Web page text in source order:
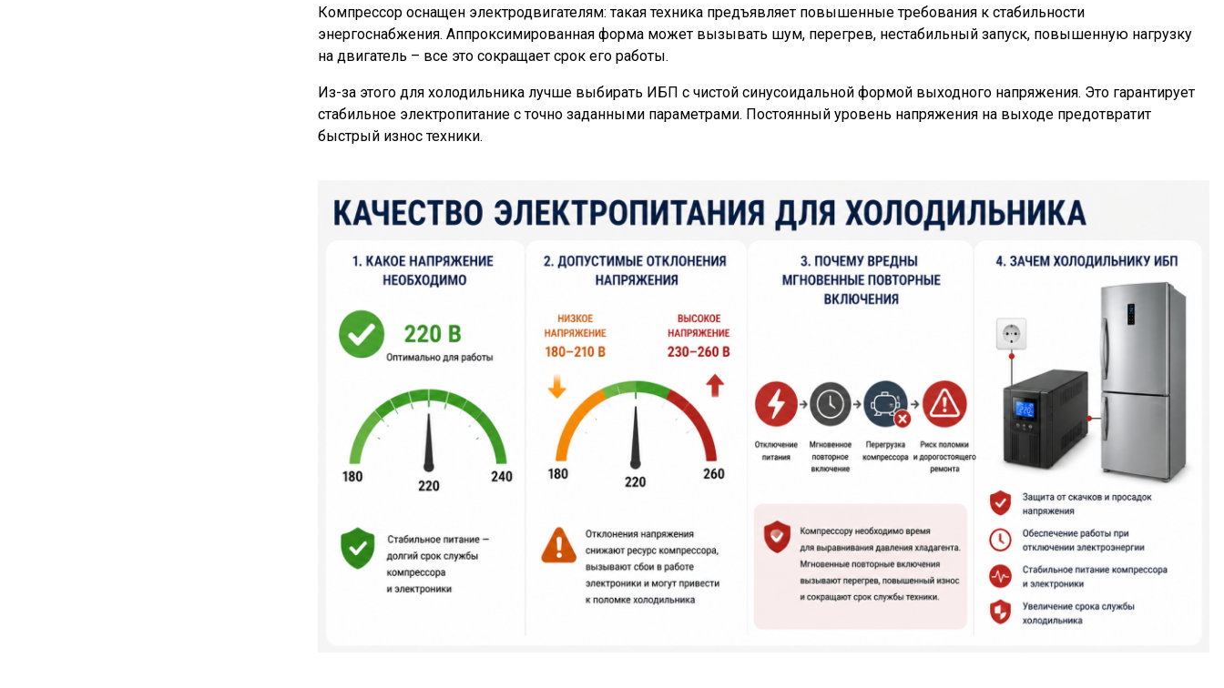
Компрессор оснащен электродвигателям: такая техника предъявляет повышенные требования к стабильности
энергоснабжения. Аппроксимированная форма может вызывать шум, перегрев, нестабильный запуск, повышенную нагрузку
на двигатель – все это сокращает срок его работы.
Из-за этого для холодильника лучше выбирать ИБП с чистой синусоидальной формой выходного напряжения. Это гарантирует
стабильное электропитание с точно заданными параметрами. Постоянный уровень напряжения на выходе предотвратит
быстрый износ техники.